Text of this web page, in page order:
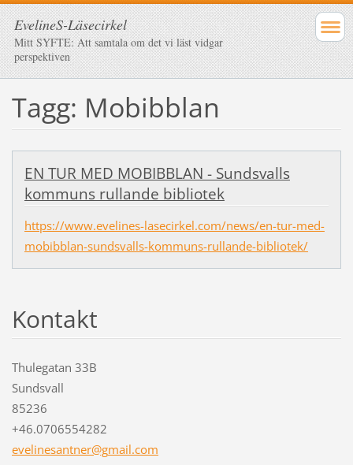
EvelineS-Läsecirkel
Mitt SYFTE: Att samtala om det vi läst vidgar
perspektiven
Tagg: Mobibblan
EN TUR MED MOBIBBLAN - Sundsvalls
kommuns rullande bibliotek
https://www.evelines-lasecirkel.com/news/en-tur-med-
mobibblan-sundsvalls-kommuns-rullande-bibliotek/
Kontakt
Thulegatan 33B
Sundsvall
85236
+46.0706554282
evelinesantner@gmail.com